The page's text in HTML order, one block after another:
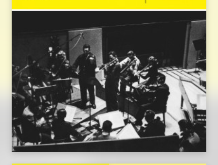
Deutsche
Grammophon